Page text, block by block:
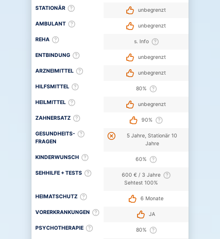
STATIONÄR
AMBULANT
REHA
ENTBINDUNG
ARZNEIMITTEL
HILFSMITTEL
HEILMITTEL
ZAHNERSATZ
GESUNDHEITS-
FRAGEN
KINDERWUNSCH
SEHHILFE + TESTS
HEIMATSCHUTZ
VORERKRANKUNGEN
PSYCHOTHERAPIE
unbegrenzt
unbegrenzt
s. Info
unbegrenzt
unbegrenzt
80%
unbegrenzt
90%
5 Jahre, Stationär 10
Jahre
60%
600 € / 3 Jahre
Sehtest 100%
6 Monate
JA
80%